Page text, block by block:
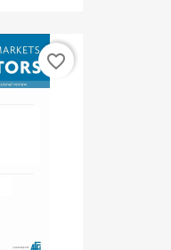
favorite_border